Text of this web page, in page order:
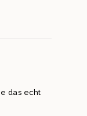
das echt